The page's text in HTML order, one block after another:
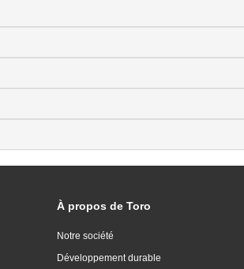
À propos de Toro
Notre société
Développement durable